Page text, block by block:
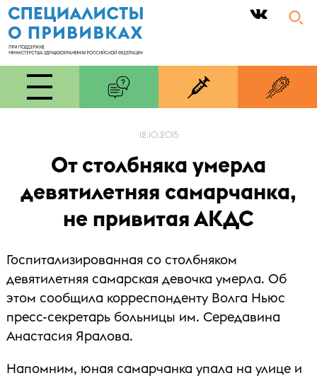
|
12.10.2015
От столбняка умерла
девятилетняя самарчанка,
не привитая АКДС
Госпитализированная со столбняком
девятилетняя самарская девочка умерла. Об
этом сообщила корреспонденту Волга Ньюс
пресс-секретарь больницы им. Середавина
Анастасия Яралова.
Напомним, юная самарчанка упала на улице и